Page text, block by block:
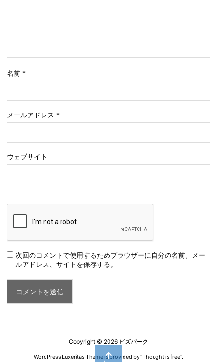
名前 *
メールアドレス *
ウェブサイト
次回のコメントで使用するためブラウザーに自分の名前、メー
ルアドレス、サイトを保存する。
Copyright © 2026 ビズパーク
WordPress Luxeritas Theme is provided by "Thought is free".